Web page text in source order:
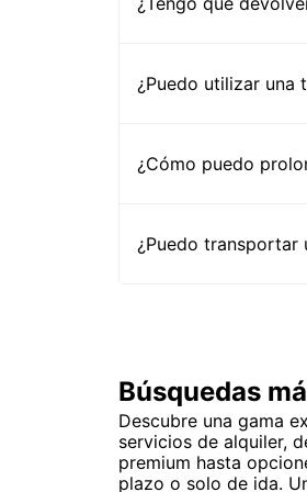
¿Puedo utilizar una
¿Cómo puedo
¿Puedo transportar
Búsquedas
Descubre una gama
servicios de alquiler,
premium hasta
plazo o solo de ida.